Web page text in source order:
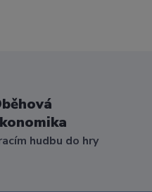
hudbu do hry